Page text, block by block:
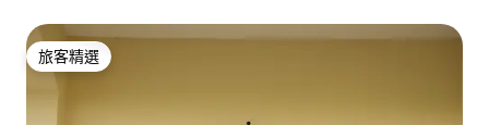
旅客精選
旅客精選